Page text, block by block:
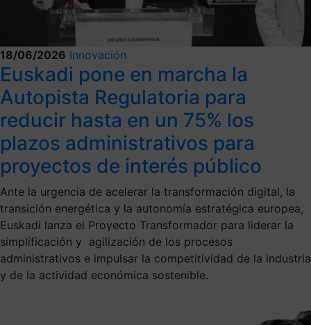
18/06/2026 Innovación
Euskadi pone en marcha la
Autopista Regulatoria para
reducir hasta en un 75% los
plazos administrativos para
proyectos de interés público
Ante la urgencia de acelerar la transformación digital, la
transición energética y la autonomía estratégica europea,
Euskadi lanza el Proyecto Transformador para liderar la
simplificación y agilización de los procesos
administrativos e impulsar la competitividad de la industria
y de la actividad económica sostenible.